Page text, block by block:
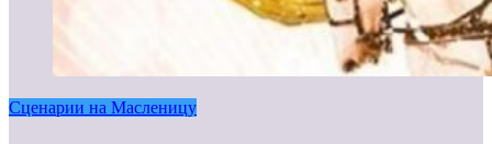
Сценарии на Масленицу